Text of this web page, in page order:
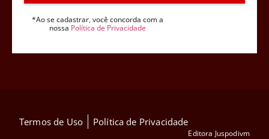
*Ao se cadastrar, você concorda com a
nossa Política de Privacidade
Termos de Uso Política de Privacidade
Editora Juspodivm